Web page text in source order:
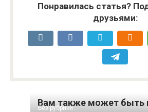
Понравилась статья?
друзьями:
Вам также может быть
Без рубрики